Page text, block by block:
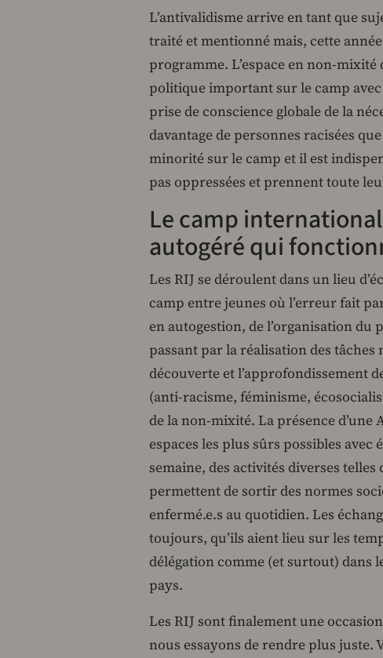
L’antivalidisme arrive en tant que
traité et mentionné mais, cette
programme. L’espace en non-
politique important sur le camp avec
prise de conscience globale de la
davantage de personnes racisées
minorité sur le camp et il est
pas oppressées et prennent toute
Le camp
autogéré qui
Les RIJ se déroulent dans un lieu
camp entre jeunes où l’erreur fait
en autogestion, de l’organisation du
passant par la réalisation des tâches
découverte et l’approfondissement
(anti-racisme, féminisme,
de la non-mixité. La présence d’une
espaces les plus sûrs possibles
semaine, des activités diverses
permettent de sortir des normes
enfermé.e.s au quotidien. Les
toujours, qu’ils aient lieu sur les
délégation comme (et surtout) dans
pays.
Les RIJ sont finalement une
nous essayons de rendre plus juste.